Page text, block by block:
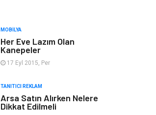
Turizm
Bahçe Ev
Tatil
MOBILYA
Her Eve Lazım Olan
Kanepeler
17 Eyl 2015, Per
TANITICI REKLAM
Arsa Satın Alırken Nelere
Dikkat Edilmeli